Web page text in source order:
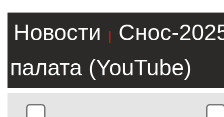
Новости |
Снос-
палата (YouTube)